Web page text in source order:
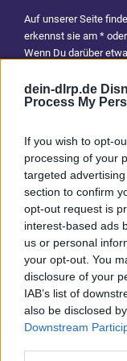
dein-dlrp.de
Process My
If you wish to opt-
processing of your
targeted
section to confirm
opt-out request is
interest-based ads
us or personal
your opt-out. You
disclosure of your
IAB’s list of
also be disclosed
Downstream
Auf unserer Seite
erkennst sie am *
Wenn Du darüber
Du uns, unsere
kostenlos anzubieten.
Abonniere jetzt
Parks
Keine Angebote
Aktuelle News
Spannende
Gratis und jederzeit